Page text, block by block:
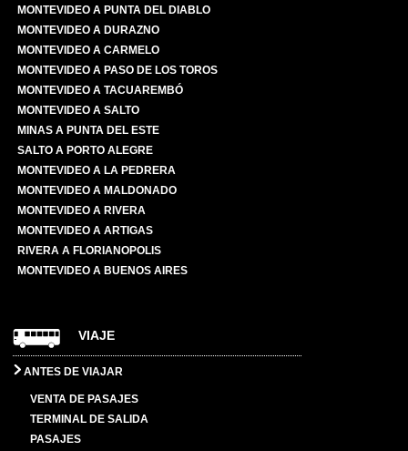
MONTEVIDEO A PUNTA DEL DIABLO
MONTEVIDEO A DURAZNO
MONTEVIDEO A CARMELO
MONTEVIDEO A PASO DE LOS TOROS
MONTEVIDEO A TACUAREMBÓ
MONTEVIDEO A SALTO
MINAS A PUNTA DEL ESTE
SALTO A PORTO ALEGRE
MONTEVIDEO A LA PEDRERA
MONTEVIDEO A MALDONADO
MONTEVIDEO A RIVERA
MONTEVIDEO A ARTIGAS
RIVERA A FLORIANOPOLIS
MONTEVIDEO A BUENOS AIRES
VIAJE
ANTES DE VIAJAR
VENTA DE PASAJES
TERMINAL DE SALIDA
PASAJES